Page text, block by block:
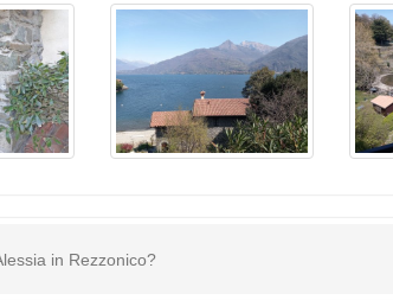
in Rezzonico?